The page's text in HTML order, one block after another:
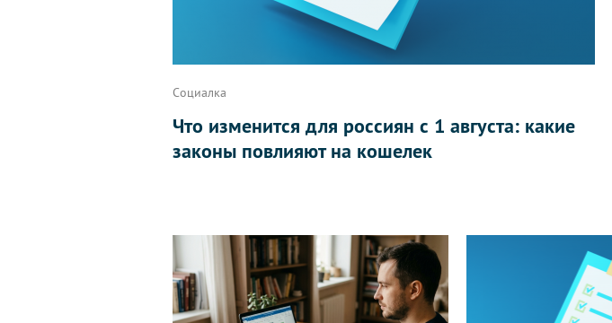
Социалка
Что изменится для россиян с 1 августа: какие
законы повлияют на кошелек